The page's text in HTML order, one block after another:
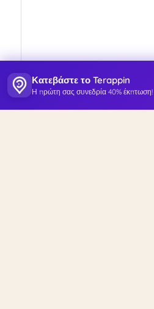
Κατεβάστε το Terappin
Η πρώτη σας συνεδρία 40% έκπτωση!